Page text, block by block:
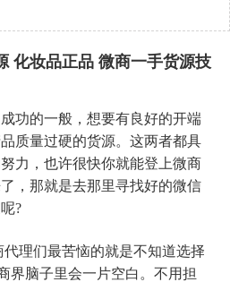
化妆品正品 微商一手货源技
功的一般，想要有良好的开端
质量过硬的货源。这两者都具
力，也许很快你就能登上微商
，那就是去那里寻找好的微信
?
理们最苦恼的就是不知道选择
界脑子里会一片空白。不用担